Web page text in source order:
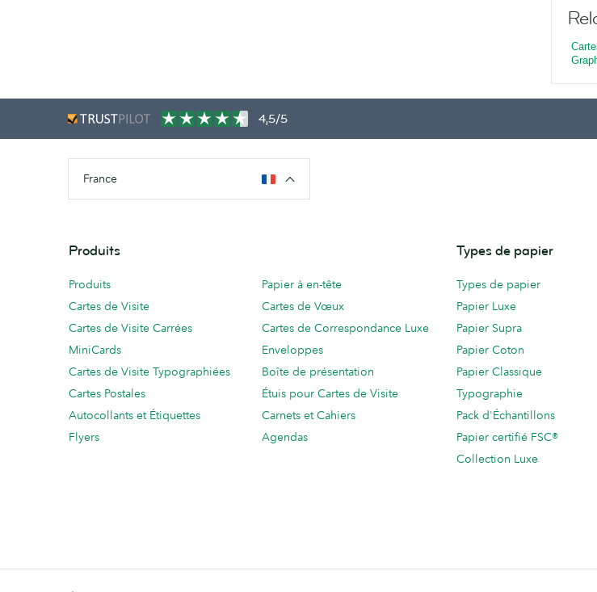
4,5/5
France
Produits
Produits
Cartes de Visite
Cartes de Visite Carrées
MiniCards
Cartes de Visite Typographiées
Cartes Postales
Autocollants et Étiquettes
Flyers
Papier à en-tête
Cartes de Vœux
Cartes de Correspondance Luxe
Enveloppes
Boîte de présentation
Étuis pour Cartes de Visite
Carnets et Cahiers
Agendas
Types de papier
Types de papier
Papier Luxe
Papier Supra
Papier Coton
Papier Classique
Typographie
Pack d'Échantillons
Papier certifié FSC®
Collection Luxe